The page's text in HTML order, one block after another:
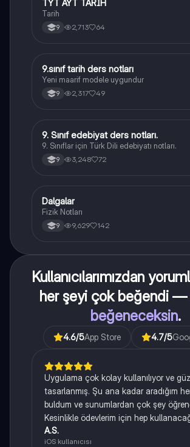
Tarih
TYT AYT TARİH
Tarih
9 2,713 64
Tarih
9.sınıf tarih ders notları
Yeni maarif modele uygundur
9 2,317 49
Türk Dili ve Edebiyatı
9. Sınıf edebiyat ders notları.
9. Sınıflar için Türk Dili edebiyatı notları.
9 3,248 72
Fizik
Dalgalar
Fizik Notları
9 9,629 142
Kullanıcılarımızdan
her şeyi çok beğendi —
beğeneceksin.
4.6/5App Store 4.7/5
Uygulama çok kolay kullanılıyor ve
tasarlanmış. Şu ana kadar aradığım
buldum ve sunumlardan çok şey
Kesinlikle ödevlerim için hep
A.S.
iOS kullanıcısı